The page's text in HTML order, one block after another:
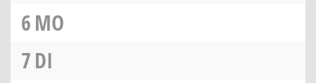
6MO
7DI